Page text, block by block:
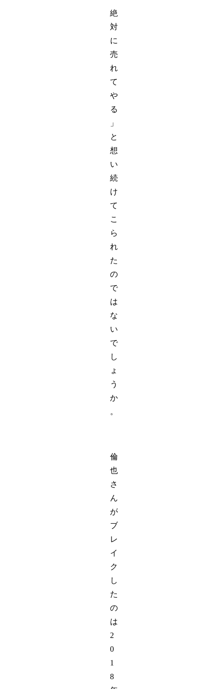
絶
対
に
売
れ
て
や
る
」
と
想
い
続
け
て
こ
ら
れ
た
の
で
は
な
い
で
し
ょ
う
か
。
倫
也
さ
ん
が
ブ
レ
イ
ク
し
た
の
は
2
0
1
8